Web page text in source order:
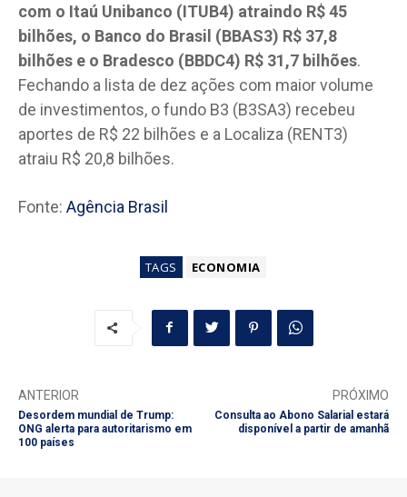
com o Itaú Unibanco (ITUB4) atraindo R$ 45
bilhões, o Banco do Brasil (BBAS3) R$ 37,8
bilhões e o Bradesco (BBDC4) R$ 31,7 bilhões.
Fechando a lista de dez ações com maior volume
de investimentos, o fundo B3 (B3SA3) recebeu
aportes de R$ 22 bilhões e a Localiza (RENT3)
atraiu R$ 20,8 bilhões.
Fonte: Agência Brasil
TAGS ECONOMIA
ANTERIOR
Desordem mundial de Trump:
ONG alerta para autoritarismo em
100 países
PRÓXIMO
Consulta ao Abono Salarial estará
disponível a partir de amanhã